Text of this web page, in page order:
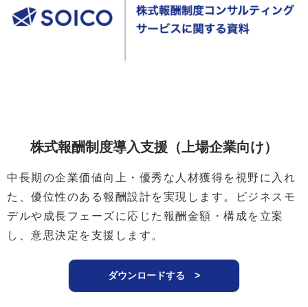
株式報酬制度導入支援（上場企業向け）
中長期の企業価値向上・優秀な人材獲得を視野に入れ
た、優位性のある報酬設計を実現します。ビジネスモ
デルや成長フェーズに応じた報酬金額・構成を立案
し、意思決定を支援します。
ダウンロードする >